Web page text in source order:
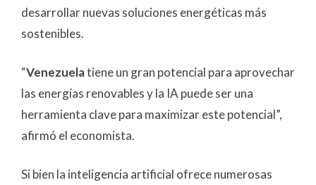
desarrollar nuevas soluciones energéticas más
sostenibles.
“Venezuelatiene un gran potencial para aprovechar
las energías renovables y la IA puede ser una
herramienta clave para maximizar este potencial”,
afirmó el economista.
Si bien la inteligencia artificial ofrece numerosas